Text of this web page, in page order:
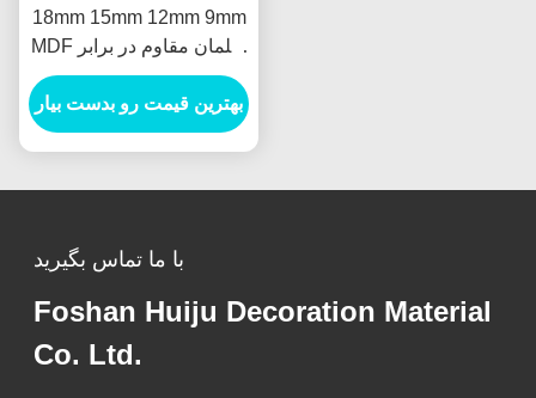
18mm 15mm 12mm 9mm
MDF مبلمان مقاوم در برابر
رطوبت
بهترین قیمت رو بدست بیار
با ما تماس بگیرید
Foshan Huiju Decoration Material
Co. Ltd.